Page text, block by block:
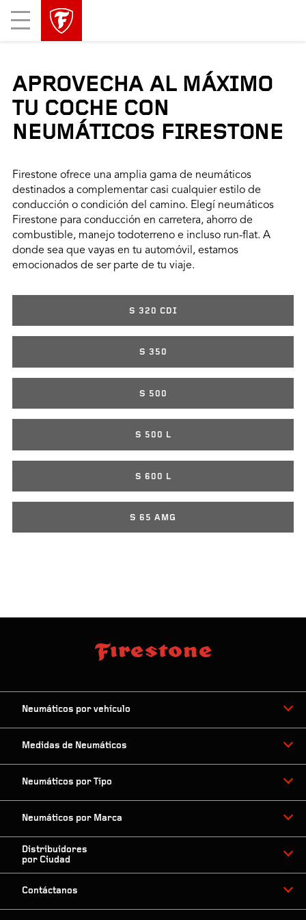
Mobile
Menu
APROVECHA AL MÁXIMO
TU COCHE CON
NEUMÁTICOS FIRESTONE
Firestone ofrece una amplia gama de neumáticos
destinados a complementar casi cualquier estilo de
conducción o condición del camino. Elegí neumáticos
Firestone para conducción en carretera, ahorro de
combustible, manejo todoterreno e incluso run-flat. A
donde sea que vayas en tu automóvil, estamos
emocionados de ser parte de tu viaje.
S 320 CDI
S 350
S 500
S 500 L
S 600 L
S 65 AMG
Neumáticos por vehículo
Medidas de Neumáticos
Neumáticos por Tipo
Neumáticos por Marca
Distribuidores
por Ciudad
Contáctanos